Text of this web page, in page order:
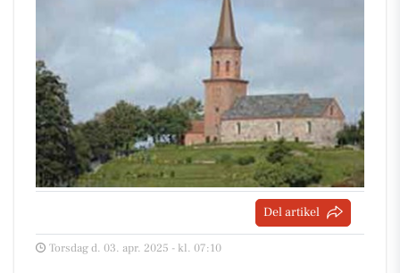
Del artikel
Torsdag d. 03. apr. 2025 - kl. 07:10